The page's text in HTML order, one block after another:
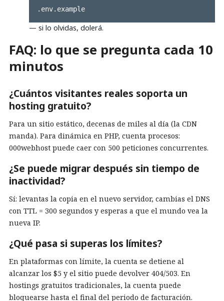
.env.example
— si lo olvidas, dolerá.
FAQ: lo que se pregunta cada 10
minutos
¿Cuántos visitantes reales soporta un
hosting gratuito?
Para un sitio estático, decenas de miles al día (la CDN
manda). Para dinámica en PHP, cuenta procesos:
000webhost puede caer con 500 peticiones concurrentes.
¿Se puede migrar después sin tiempo de
inactividad?
Sí: levantas la copia en el nuevo servidor, cambias el DNS
con TTL = 300 segundos y esperas a que el mundo vea la
nueva IP.
¿Qué pasa si superas los límites?
En plataformas con límite, la cuenta se detiene al
alcanzar los $5 y el sitio puede devolver 404/503. En
hostings gratuitos tradicionales, la cuenta puede
bloquearse hasta el final del periodo de facturación.